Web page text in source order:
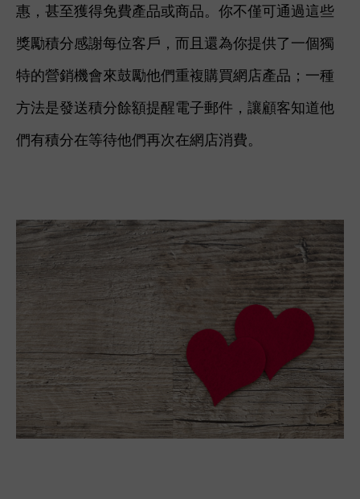
惠，甚至獲得免費產品或商品。你不僅可通過這些
獎勵積分感謝每位客戶，而且還為你提供了一個獨
特的營銷機會來鼓勵他們重複購買網店產品；一種
方法是發送積分餘額提醒電子郵件，讓顧客知道他
們有積分在等待他們再次在網店消費。